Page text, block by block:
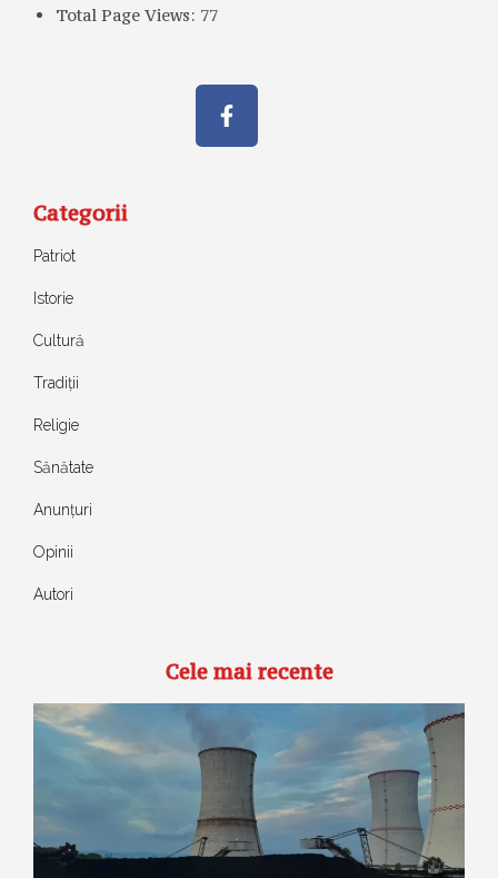
Total Page Views: 77
Categorii
Patriot
Istorie
Cultură
Tradiții
Religie
Sănătate
Anunțuri
Opinii
Autori
Cele mai recente